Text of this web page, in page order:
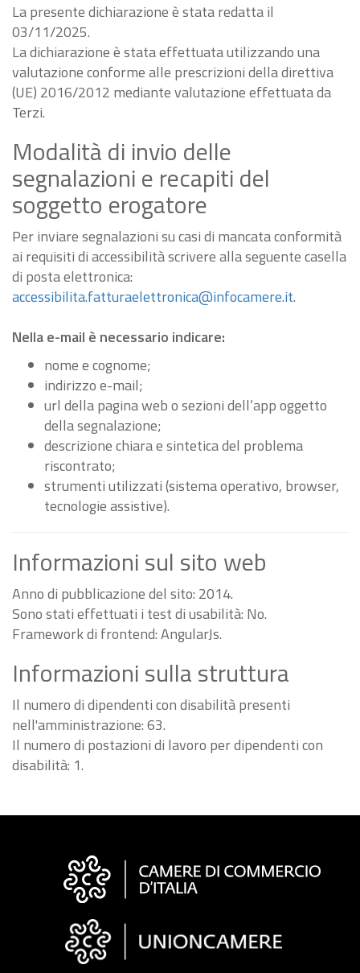
La presente dichiarazione è stata redatta il
03/11/2025.
La dichiarazione è stata effettuata utilizzando una
valutazione conforme alle prescrizioni della direttiva
(UE) 2016/2012 mediante valutazione effettuata da
Terzi.
Modalità di invio delle
segnalazioni e recapiti del
soggetto erogatore
Per inviare segnalazioni su casi di mancata conformità
ai requisiti di accessibilità scrivere alla seguente casella
di posta elettronica:
accessibilita.fatturaelettronica@infocamere.it.
Nella e-mail è necessario indicare:
nome e cognome;
indirizzo e-mail;
url della pagina web o sezioni dell’app oggetto
della segnalazione;
descrizione chiara e sintetica del problema
riscontrato;
strumenti utilizzati (sistema operativo, browser,
tecnologie assistive).
Informazioni sul sito web
Anno di pubblicazione del sito: 2014.
Sono stati effettuati i test di usabilità: No.
Framework di frontend: AngularJs.
Informazioni sulla struttura
Il numero di dipendenti con disabilità presenti
nell'amministrazione: 63.
Il numero di postazioni di lavoro per dipendenti con
disabilità: 1.
Informazioni
"Fattura